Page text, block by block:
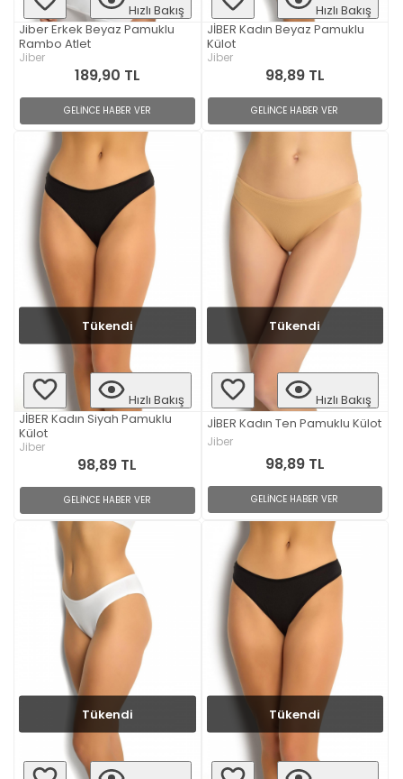
Hızlı Bakış
Jiber Erkek Beyaz Pamuklu
Rambo Atlet
Jiber
189,90 TL
GELİNCE HABER VER
Hızlı Bakış
JİBER Kadın Beyaz Pamuklu
Külot
Jiber
98,89 TL
GELİNCE HABER VER
Tükendi
Hızlı Bakış
JİBER Kadın Siyah Pamuklu
Külot
Jiber
98,89 TL
GELİNCE HABER VER
Tükendi
Hızlı Bakış
JİBER Kadın Ten Pamuklu Külot
Jiber
98,89 TL
GELİNCE HABER VER
Tükendi Tükendi